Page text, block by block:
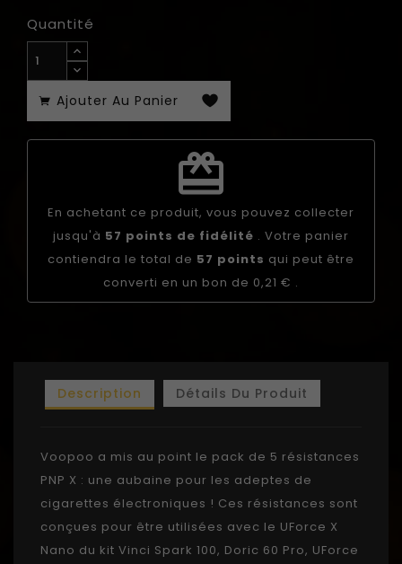
Quantité
Ajouter Au Panier
redeem
En achetant ce produit, vous pouvez collecter
jusqu'à 57 points de fidélité . Votre panier
contiendra le total de 57 points qui peut être
converti en un bon de 0,21 € .
Description Détails Du Produit
Voopoo a mis au point le pack de 5 résistances
PNP X : une aubaine pour les adeptes de
cigarettes électroniques ! Ces résistances sont
conçues pour être utilisées avec le UForce X
Nano du kit Vinci Spark 100, Doric 60 Pro, UForce